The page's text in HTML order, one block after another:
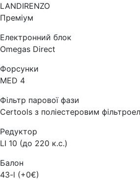
LANDIRENZO
Преміум
Електронний блок
Omegas Direct
Форсунки
MED 4
Фільтр парової фази
Certools з поліестеровим
Редуктор
LI 10 (до 220 к.с.)
Балон
43-l (+0€)